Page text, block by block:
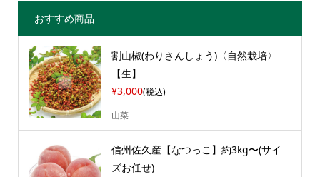
おすすめ商品
割山椒(わりさんしょう)〈自然栽培〉
【生】
¥3,000(税込)
山菜
信州佐久産【なつっこ】約3kg〜(サイ
ズお任せ)